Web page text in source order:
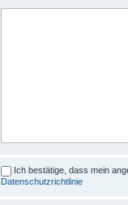
Ich bestätige, dass mein
Datenschutzrichtlinie